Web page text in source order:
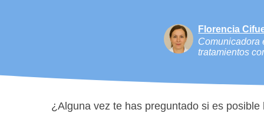
Florencia
Comunicadora
tratamientos
¿Alguna vez te has preguntado si es